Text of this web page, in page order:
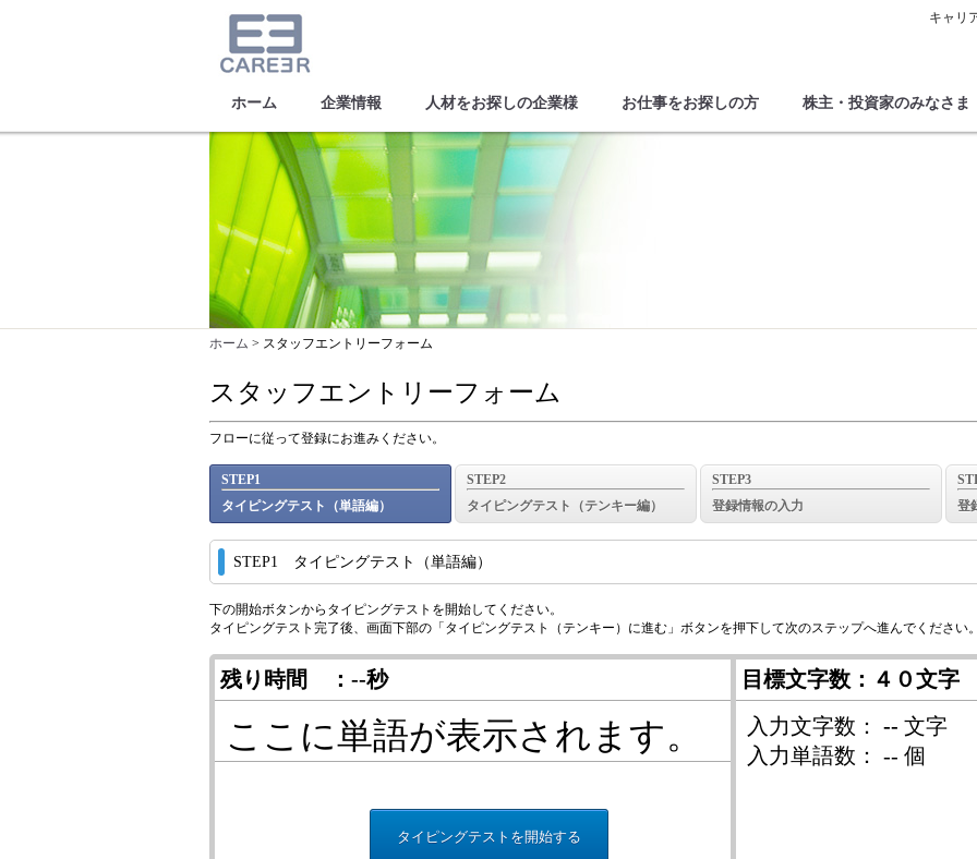
キャリ
ホーム 企業情報 人材をお探しの企業様 お仕事をお探しの方 株主・投資家のみなさま
ホーム > スタッフエントリーフォーム
スタッフエントリーフォーム
フローに従って登録にお進みください。
STEP1
タイピングテスト（単語編）
STEP2
タイピングテスト（テンキー編）
STEP3
登録情報の入力
登
STEP1 タイピングテスト（単語編）
下の開始ボタンからタイピングテストを開始してください。
タイピングテスト完了後、画面下部の「タイピングテスト（テンキー）に進む」ボタンを押下して次のステップへ進んでください。
残り時間 ： --秒
ここに単語が表示されます。
目標文字数：４０文字
入力文字数： -- 文字
入力単語数： -- 個